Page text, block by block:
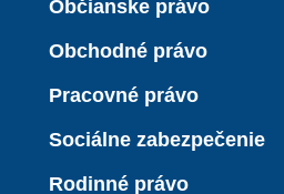
Občianske právo
Obchodné právo
Pracovné právo
Sociálne zabezpečenie
Rodinné právo